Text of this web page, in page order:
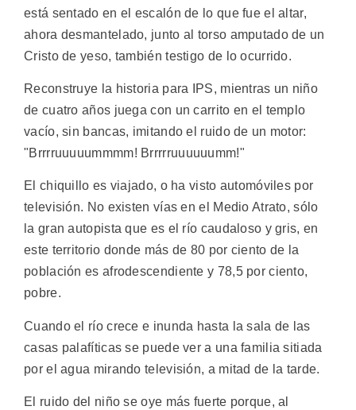
está sentado en el escalón de lo que fue el altar,
ahora desmantelado, junto al torso amputado de un
Cristo de yeso, también testigo de lo ocurrido.
Reconstruye la historia para IPS, mientras un niño
de cuatro años juega con un carrito en el templo
vacío, sin bancas, imitando el ruido de un motor:
"Brrrruuuuummmm! Brrrrruuuuuumm!"
El chiquillo es viajado, o ha visto automóviles por
televisión. No existen vías en el Medio Atrato, sólo
la gran autopista que es el río caudaloso y gris, en
este territorio donde más de 80 por ciento de la
población es afrodescendiente y 78,5 por ciento,
pobre.
Cuando el río crece e inunda hasta la sala de las
casas palafíticas se puede ver a una familia sitiada
por el agua mirando televisión, a mitad de la tarde.
El ruido del niño se oye más fuerte porque, al